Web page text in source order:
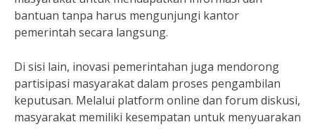
bantuan tanpa harus mengunjungi kantor
pemerintah secara langsung.
Di sisi lain, inovasi pemerintahan juga mendorong
partisipasi masyarakat dalam proses pengambilan
keputusan. Melalui platform online dan forum diskusi,
masyarakat memiliki kesempatan untuk menyuarakan